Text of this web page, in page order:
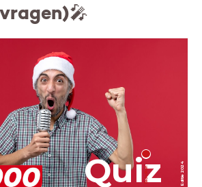
Quiz Editie
2024
Red edition